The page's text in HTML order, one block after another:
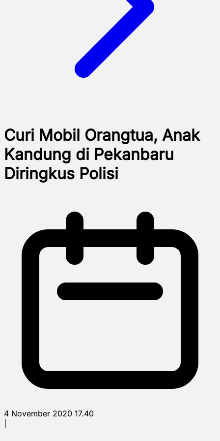
Curi Mobil Orangtua, Anak
Kandung di Pekanbaru
Diringkus Polisi
4 November 2020 17.40